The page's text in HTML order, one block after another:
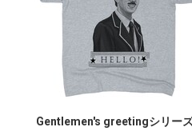
Gentlemen's greetingシリー